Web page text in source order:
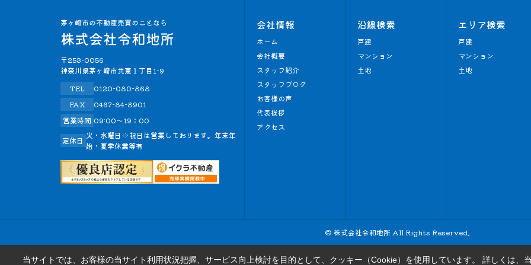
〒253-0056
神奈川県茅ヶ崎市共恵１丁目1-9
TEL
0120-080-868
FAX
0467-84-8901
営業時間 09:00～19：00
定休日
火・水曜日※祝日は営業しております。年末年
始・夏季休業等有
会社情報
ホーム
会社概要
スタッフ紹介
スタッフブログ
お客様の声
代表挨拶
アクセス
沿線検索
戸建
マンション
土地
エリア検索
戸建
マンション
土地
© 株式会社令和地所 All Rights Reserved.
当サイトでは、お客様の当サイト利用状況把握、サービス向上検討を目的として、クッキー（Cookie）を使用しています。 詳しくは、